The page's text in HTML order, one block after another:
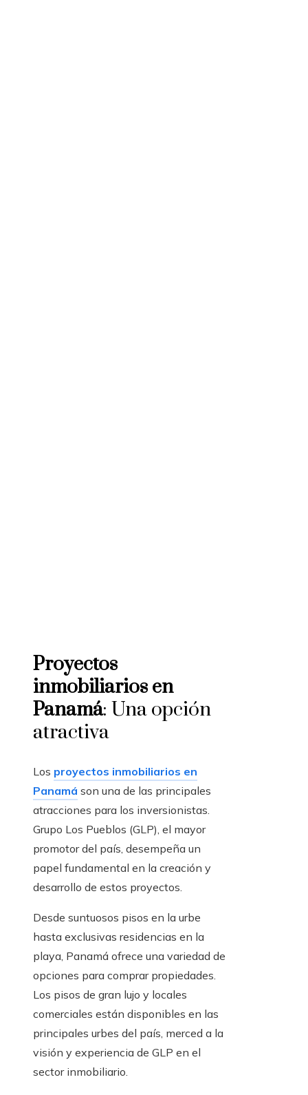
Proyectos
inmobiliarios en
Panamá: Una opción
atractiva
Los proyectos inmobiliarios en
Panamá son una de las principales
atracciones para los inversionistas.
Grupo Los Pueblos (GLP), el mayor
promotor del país, desempeña un
papel fundamental en la creación y
desarrollo de estos proyectos.
Desde suntuosos pisos en la urbe
hasta exclusivas residencias en la
playa, Panamá ofrece una variedad de
opciones para comprar propiedades.
Los pisos de gran lujo y locales
comerciales están disponibles en las
principales urbes del país, merced a la
visión y experiencia de GLP en el
sector inmobiliario.